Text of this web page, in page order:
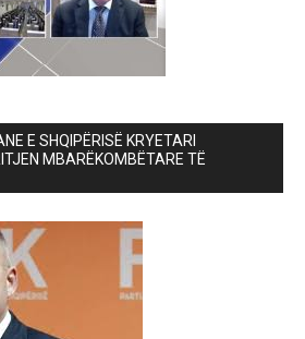
E SHQIPËRISË KRYETARI
MBARËKOMBËTARE TË